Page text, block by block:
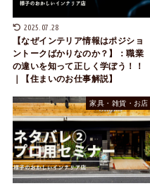
2025.07.28
【なぜインテリア情報はポジショ
ントークばかりなのか？】：職業
の違いを知って正しく学ぼう！！
｜【住まいのお仕事解説】
家具・雑貨・お店